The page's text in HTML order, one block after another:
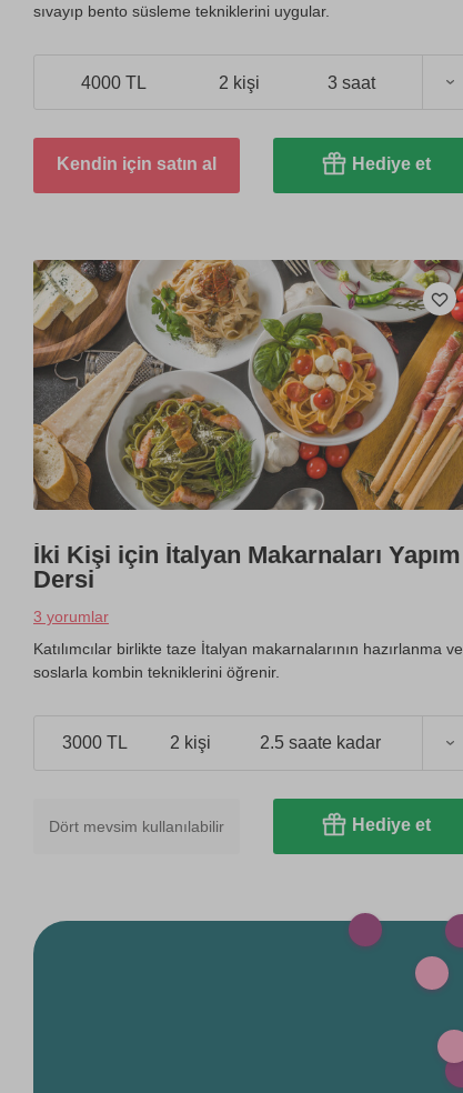
sıvayıp bento süsleme tekniklerini uygular.
4000 TL 2 kişi 3 saat
Kendin için satın al Hediye et
İki Kişi için İtalyan Makarnaları Yapım
Dersi
3 yorumlar
Katılımcılar birlikte taze İtalyan makarnalarının hazırlanma ve
soslarla kombin tekniklerini öğrenir.
3000 TL 2 kişi 2.5 saate kadar
Dört mevsim kullanılabilir Hediye et